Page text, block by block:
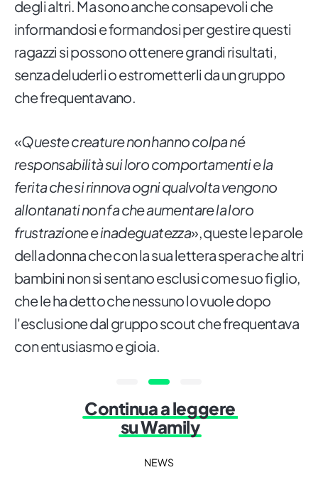
degli altri. Ma sono anche consapevoli che
informandosi e formandosi per gestire questi
ragazzi si possono ottenere grandi risultati,
senza deluderli o estrometterli da un gruppo
che frequentavano.
«Queste creature non hanno colpa né
responsabilità sui loro comportamenti e la
ferita che si rinnova ogni qualvolta vengono
allontanati non fa che aumentare la loro
frustrazione e inadeguatezza», queste le parole
della donna che con la sua lettera spera che altri
bambini non si sentano esclusi come suo figlio,
che le ha detto che nessuno lo vuole dopo
l'esclusione dal gruppo scout che frequentava
con entusiasmo e gioia.
Continua a leggere
su Wamily
NEWS